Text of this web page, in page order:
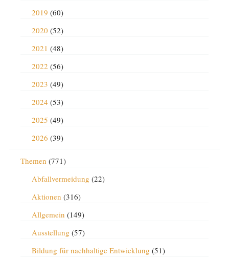
2019 (60)
2020 (52)
2021 (48)
2022 (56)
2023 (49)
2024 (53)
2025 (49)
2026 (39)
Themen (771)
Abfallvermeidung (22)
Aktionen (316)
Allgemein (149)
Ausstellung (57)
Bildung für nachhaltige Entwicklung (51)